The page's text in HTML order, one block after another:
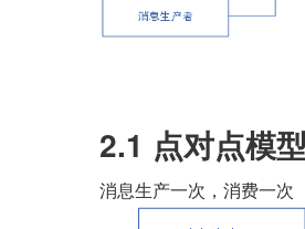
2.1 点对点模
消息生产一次，消费一次